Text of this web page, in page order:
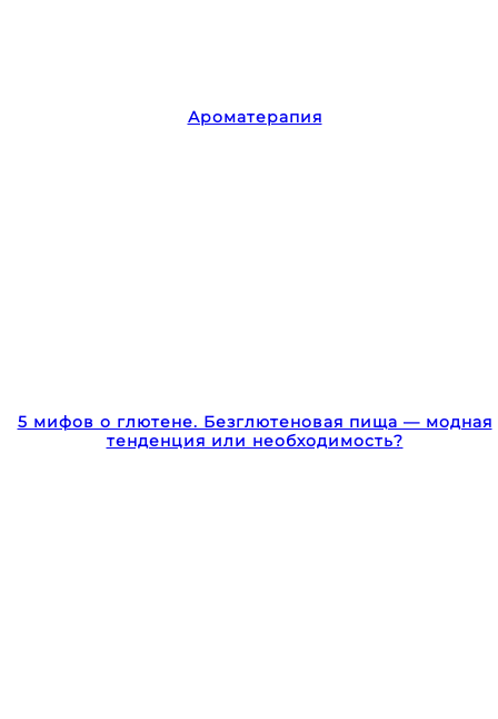
Ароматерапия
5 мифов о глютене. Безглютеновая пища — модная
тенденция или необходимость?